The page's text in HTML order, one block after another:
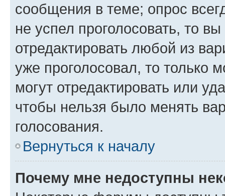
сообщения в теме; опрос
не успел проголосовать, то
отредактировать любой из
уже проголосовал, то только
могут отредактировать или
чтобы нельзя было менять
голосования.
Вернуться к началу
Почему мне недоступны